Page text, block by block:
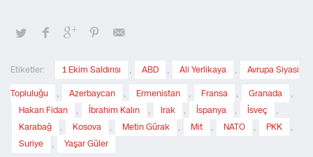
Etiketler: 1 Ekim Saldırısı , ABD , Ali Yerlikaya , Avrupa Siyasi
Topluluğu , Azerbaycan , Ermenistan , Fransa , Granada
,
Hakan Fidan
, İbrahim Kalın , Irak , İspanya , İsveç
,
Karabağ
, Kosova , Metin Gürak , Mit , NATO , PKK
,
Suriye
, Yaşar Güler